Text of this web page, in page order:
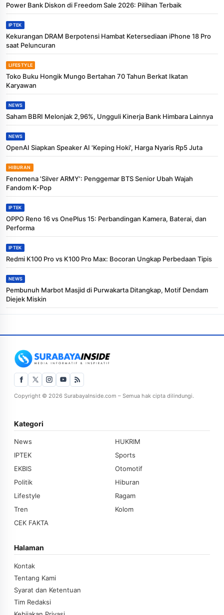
Power Bank Diskon di Freedom Sale 2026: Pilihan Terbaik
IPTEK
Kekurangan DRAM Berpotensi Hambat Ketersediaan iPhone 18 Pro
saat Peluncuran
LIFESTYLE
Toko Buku Hongik Mungo Bertahan 70 Tahun Berkat Ikatan
Karyawan
NEWS
Saham BBRI Melonjak 2,96%, Ungguli Kinerja Bank Himbara Lainnya
NEWS
OpenAI Siapkan Speaker AI 'Keping Hoki', Harga Nyaris Rp5 Juta
HIBURAN
Fenomena 'Silver ARMY': Penggemar BTS Senior Ubah Wajah
Fandom K-Pop
IPTEK
OPPO Reno 16 vs OnePlus 15: Perbandingan Kamera, Baterai, dan
Performa
IPTEK
Redmi K100 Pro vs K100 Pro Max: Bocoran Ungkap Perbedaan Tipis
NEWS
Pembunuh Marbot Masjid di Purwakarta Ditangkap, Motif Dendam
Diejek Miskin
Copyright © 2026 SurabayaInside.com – Semua hak cipta dilindungi.
Kategori
News
HUKRIM
IPTEK
Sports
EKBIS
Otomotif
Politik
Hiburan
Lifestyle
Ragam
Tren
Kolom
CEK FAKTA
Halaman
Kontak
Tentang Kami
Syarat dan Ketentuan
Tim Redaksi